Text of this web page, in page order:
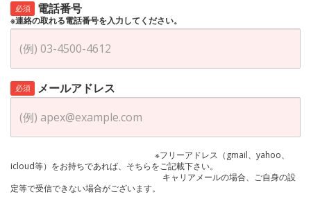
必須 電話番号
※連絡の取れる電話番号を入力してください。
必須 メールアドレス
※フリーアドレス（gmail、yahoo、
icloud等）をお持ちであれば、そちらをご記載下さい。
キャリアメールの場合、ご自身の設
定等で受信できない場合がございます。